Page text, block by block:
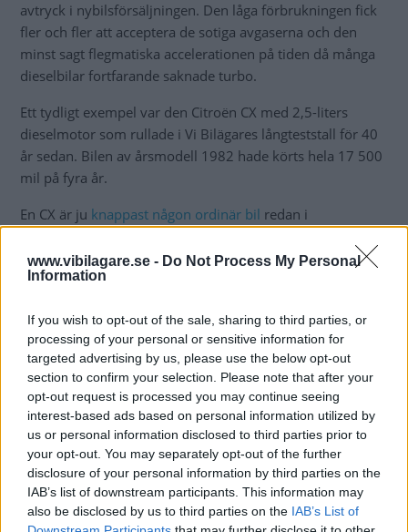
www.vibilagare.se - Do Not Process My Personal
Information
If you wish to opt-out of the sale, sharing to third parties, or
processing of your personal or sensitive information for
targeted advertising by us, please use the below opt-out
section to confirm your selection. Please note that after your
opt-out request is processed you may continue seeing
interest-based ads based on personal information utilized by
us or personal information disclosed to third parties prior to
your opt-out. You may separately opt-out of the further
disclosure of your personal information by third parties on the
IAB’s list of downstream participants. This information may
also be disclosed by us to third parties on the IAB’s List of
avtryck i nybilsförsäljningen. Den låga förbrukningen fick
fler och fler att acceptera de sotiga avgaserna och den
minst sagt flegmatiska accelerationen på tiden då många
dieselbilar fortfarande saknade turbo.
Ett tydligt exempel var den Citroën CX med 2,5-liters
dieselmotor som rullade i Vi Bilägares långteststall för 40
år sedan. Bilen av årsmodell 1982 hade körts hela 17 500
mil på fyra år.
En CX är ju knappast någon ordinär bil redan i
dieseldrivna versionen bjöd på ännu fler egenheter.
”Vi missade med två dagar och det
innebar en skönsdebiterad skatt på
nära 10 000 kronor”